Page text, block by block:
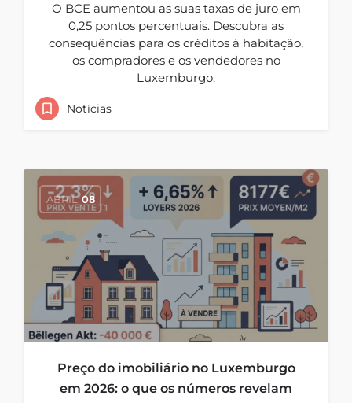
O BCE aumentou as suas taxas de juro em
0,25 pontos percentuais. Descubra as
consequências para os créditos à habitação,
os compradores e os vendedores no
Luxemburgo.
Notícias
ABRIL 08
Preço do imobiliário no Luxemburgo
em 2026: o que os números revelam